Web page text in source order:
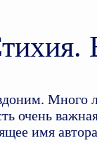
Много
очень
имя